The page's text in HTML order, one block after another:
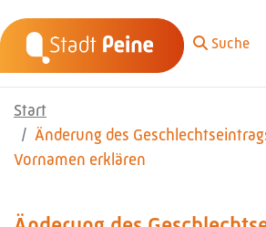
Zum Hauptinhalt springen
Suche
Start
Änderung des
Vornamen erklären